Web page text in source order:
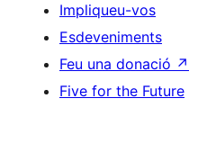
Impliqueu-vos
Esdeveniments
Feu una donació ↗
Five for the Future